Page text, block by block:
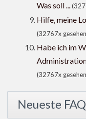
Was soll ...
Hilfe, meine
(32767x
Habe ich im
(32767x
Neueste